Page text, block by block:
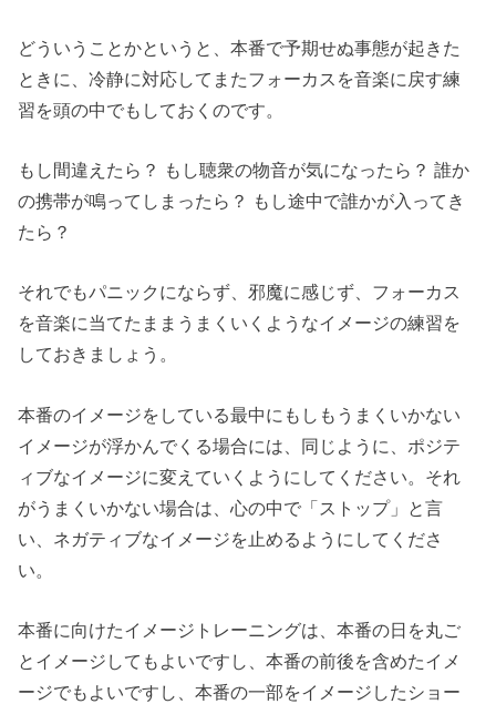
どういうことかというと、本番で予期せぬ事態が起きた
ときに、冷静に対応してまたフォーカスを音楽に戻す練
習を頭の中でもしておくのです。
もし間違えたら？ もし聴衆の物音が気になったら？ 誰か
の携帯が鳴ってしまったら？ もし途中で誰かが入ってき
たら？
それでもパニックにならず、邪魔に感じず、フォーカス
を音楽に当てたままうまくいくようなイメージの練習を
しておきましょう。
本番のイメージをしている最中にもしもうまくいかない
イメージが浮かんでくる場合には、同じように、ポジテ
ィブなイメージに変えていくようにしてください。それ
がうまくいかない場合は、心の中で「ストップ」と言
い、ネガティブなイメージを止めるようにしてくださ
い。
本番に向けたイメージトレーニングは、本番の日を丸ご
とイメージしてもよいですし、本番の前後を含めたイメ
ージでもよいですし、本番の一部をイメージしたショー